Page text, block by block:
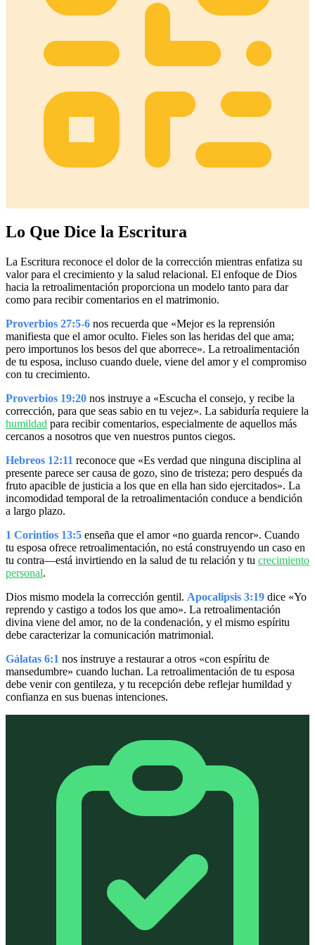
Lo Que Dice la Escritura
La Escritura reconoce el dolor de la corrección mientras enfatiza su
valor para el crecimiento y la salud relacional. El enfoque de Dios
hacia la retroalimentación proporciona un modelo tanto para dar
como para recibir comentarios en el matrimonio.
Proverbios 27:5-6 nos recuerda que «Mejor es la reprensión
manifiesta que el amor oculto. Fieles son las heridas del que ama;
pero importunos los besos del que aborrece». La retroalimentación
de tu esposa, incluso cuando duele, viene del amor y el compromiso
con tu crecimiento.
Proverbios 19:20 nos instruye a «Escucha el consejo, y recibe la
corrección, para que seas sabio en tu vejez». La sabiduría requiere la
humildad para recibir comentarios, especialmente de aquellos más
cercanos a nosotros que ven nuestros puntos ciegos.
Hebreos 12:11 reconoce que «Es verdad que ninguna disciplina al
presente parece ser causa de gozo, sino de tristeza; pero después da
fruto apacible de justicia a los que en ella han sido ejercitados». La
incomodidad temporal de la retroalimentación conduce a bendición
a largo plazo.
1 Corintios 13:5 enseña que el amor «no guarda rencor». Cuando
tu esposa ofrece retroalimentación, no está construyendo un caso en
tu contra—está invirtiendo en la salud de tu relación y tu crecimiento
personal.
Dios mismo modela la corrección gentil. Apocalipsis 3:19 dice «Yo
reprendo y castigo a todos los que amo». La retroalimentación
divina viene del amor, no de la condenación, y el mismo espíritu
debe caracterizar la comunicación matrimonial.
Gálatas 6:1 nos instruye a restaurar a otros «con espíritu de
mansedumbre» cuando luchan. La retroalimentación de tu esposa
debe venir con gentileza, y tu recepción debe reflejar humildad y
confianza en sus buenas intenciones.